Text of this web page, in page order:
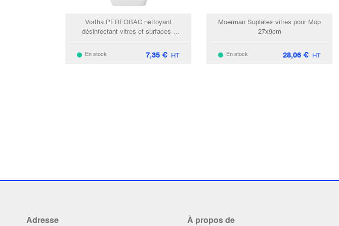
Vortha PERFOBAC nettoyant
désinfectant vitres et surfaces /
750ml
En stock 7,35 € HT
Moerman Suplatex vitres pour Mop
27x9cm
En stock 28,06 € HT
Adresse À propos de